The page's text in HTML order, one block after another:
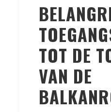
TOT DE
VAN DE